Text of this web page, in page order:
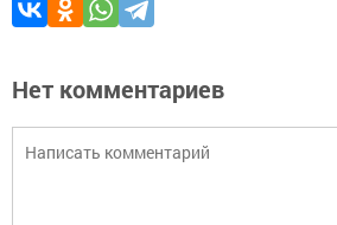
Нет комментариев